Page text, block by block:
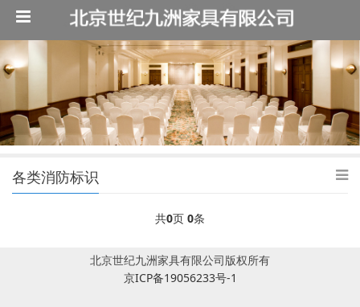
各类消防标识
共0页 0条
北京世纪九洲家具有限公司版权所有
京ICP备19056233号-1